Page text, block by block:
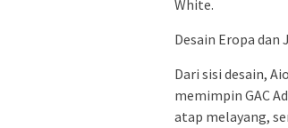
White.
Desain Eropa dan
Dari sisi desain,
memimpin GAC
atap melayang,